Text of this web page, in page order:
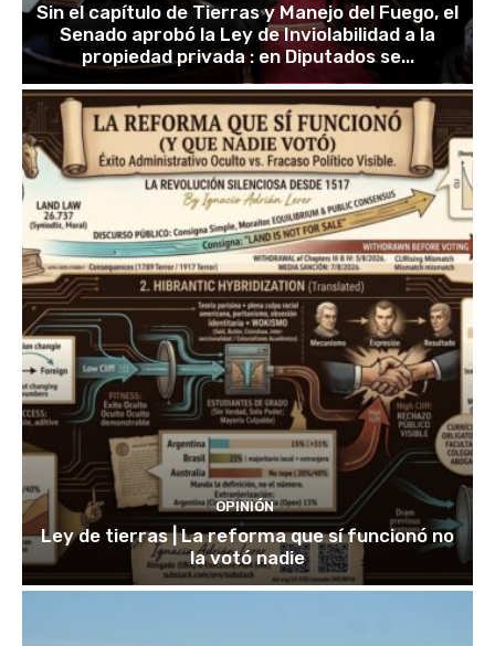
Sin el capítulo de Tierras y Manejo del Fuego, el
Senado aprobó la Ley de Inviolabilidad a la
propiedad privada : en Diputados se...
OPINIÓN
Ley de tierras | La reforma que sí funcionó no
la votó nadie